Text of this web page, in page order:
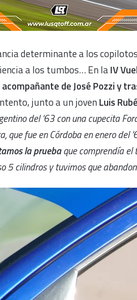
determinante a los
a los tumbos… En laIV
de José Pozzi y
junto a un jovenLuis
del ‘63 con una cupecita
que fue en Córdoba en enero del
la pruebaque comprendía el
5 cilindros y tuvimos que